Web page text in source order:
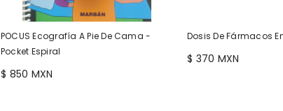
POCUS Ecografía A Pie De Cama -
Pocket Espiral
$ 850 MXN
Dosis De Fármacos
$ 370 MXN